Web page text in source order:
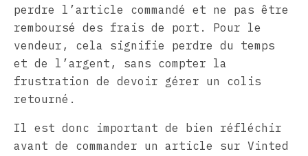
perdre l’article commandé et ne pas être
remboursé des frais de port. Pour le
vendeur, cela signifie perdre du temps
et de l’argent, sans compter la
frustration de devoir gérer un colis
retourné.
Il est donc important de bien réfléchir
avant de commander un article sur Vinted